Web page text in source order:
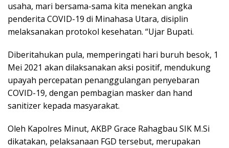
usaha, mari bersama-sama kita menekan angka
penderita COVID-19 di Minahasa Utara, disiplin
melaksanakan protokol kesehatan. “Ujar Bupati.
Diberitahukan pula, memperingati hari buruh besok, 1
Mei 2021 akan dilaksanakan aksi positif, mendukung
upayah percepatan penanggulangan penyebaran
COVID-19, dengan pembagian masker dan hand
sanitizer kepada masyarakat.
Oleh Kapolres Minut, AKBP Grace Rahagbau SIK M.Si
dikatakan, pelaksanaan FGD tersebut, merupakan